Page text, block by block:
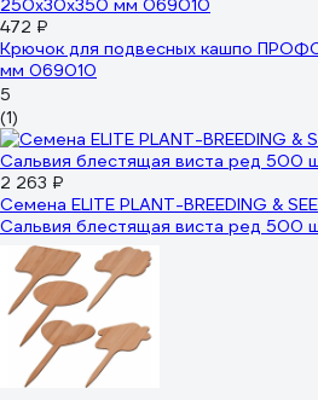
472 ₽
Крючок для подвесных кашпо
мм 069010
5
(1)
2 263 ₽
Семена ELITE PLANT-BREEDING &
Сальвия блестящая виста ред 500